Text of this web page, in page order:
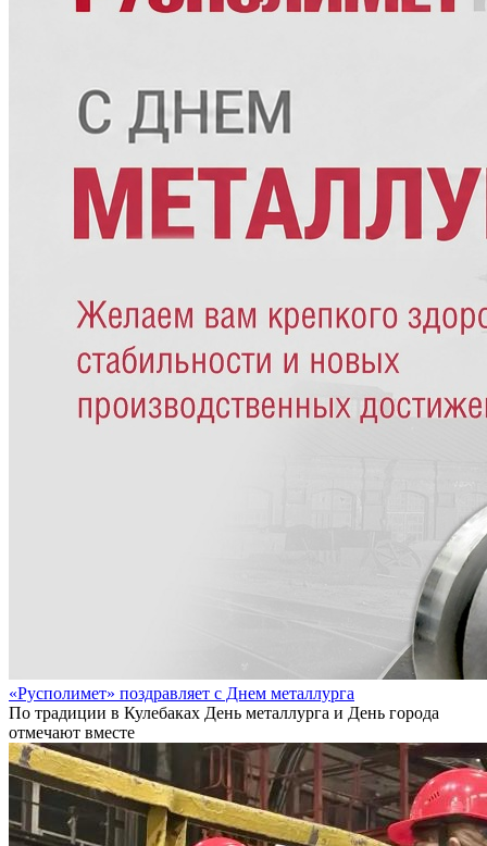
«Русполимет» поздравляет с Днем металлурга
По традиции в Кулебаках День металлурга и День города
отмечают вместе